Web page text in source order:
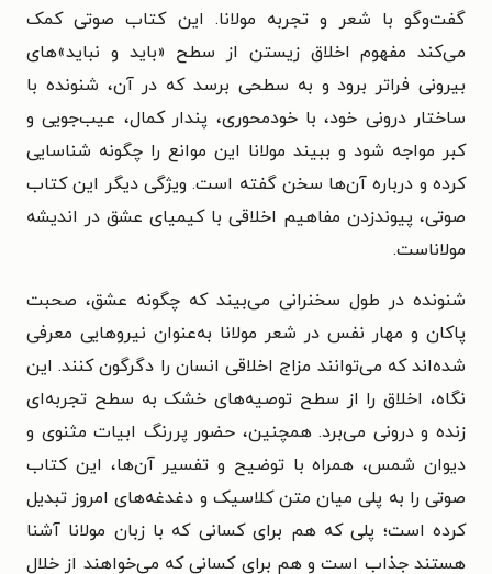
گفت‌وگو با شعر و تجربه مولانا. این کتاب صوتی کمک
می‌کند مفهوم اخلاق زیستن از سطح «باید و نباید»‌های
بیرونی فراتر برود و به سطحی برسد که در آن، شنونده با
ساختار درونی خود، با خودمحوری، پندار کمال، عیب‌جویی و
کبر مواجه شود و ببیند مولانا این موانع را چگونه شناسایی
کرده و درباره آن‌ها سخن گفته است. ویژگی دیگر این کتاب
صوتی، پیوندزدن مفاهیم اخلاقی با کیمیای عشق در اندیشه
مولاناست.
شنونده در طول سخنرانی می‌بیند که چگونه عشق، صحبت
پاکان و مهار نفس در شعر مولانا به‌عنوان نیروهایی معرفی
شده‌اند که می‌توانند مزاج اخلاقی انسان را دگرگون کنند. این
نگاه، اخلاق را از سطح توصیه‌های خشک به سطح تجربه‌ای
زنده و درونی می‌برد. همچنین، حضور پررنگ ابیات مثنوی و
دیوان شمس، همراه با توضیح و تفسیر آن‌ها، این کتاب
صوتی را به پلی میان متن کلاسیک و دغدغه‌های امروز تبدیل
کرده است؛ پلی که هم برای کسانی که با زبان مولانا آشنا
هستند جذاب است و هم برای کسانی که می‌خواهند از خلال